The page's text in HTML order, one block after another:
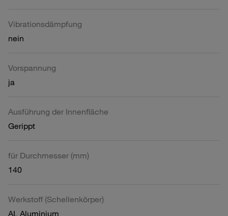
Vibrationsdämpfung
nein
Vorspannung
ja
Ausführung der Innenfläche
Gerippt
für Durchmesser (mm)
140
Werkstoff (Schellenkörper)
AL Aluminium